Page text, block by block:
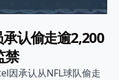
认偷走逾2,200
禁
因承认从NFL球队偷走